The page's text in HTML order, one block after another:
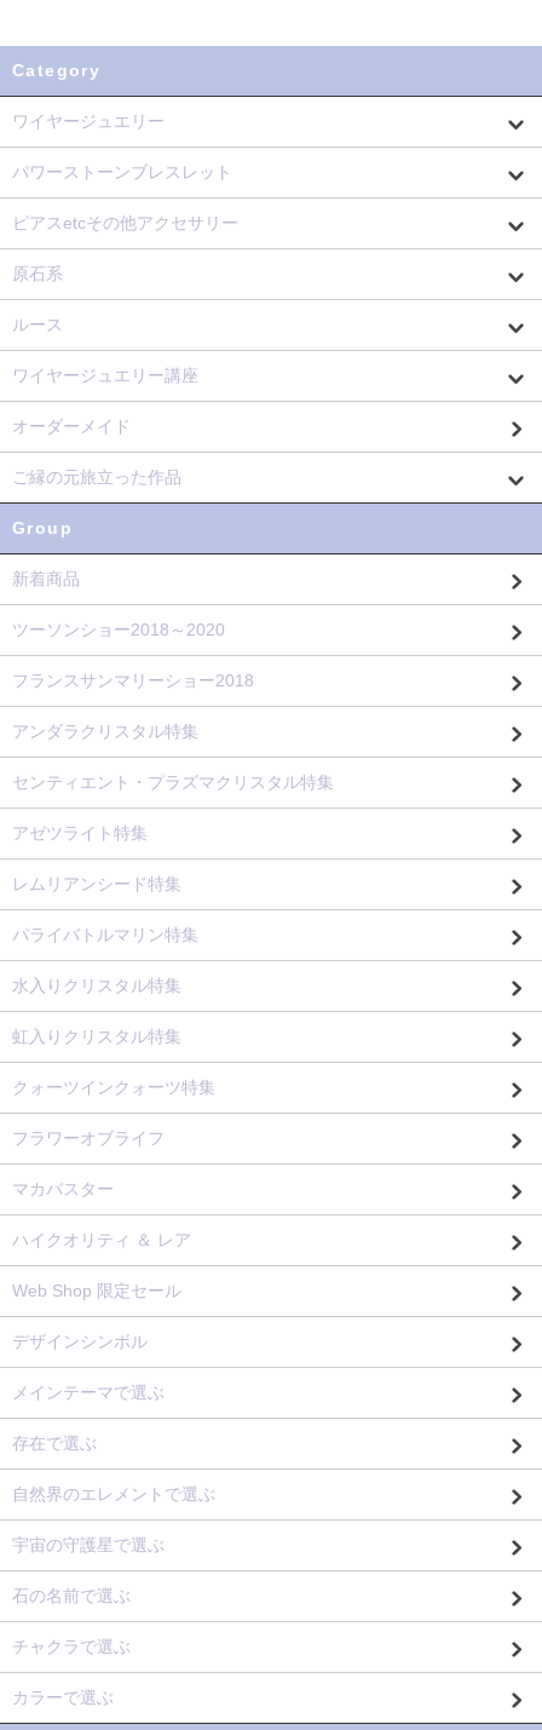
Category
ワイヤージュエリー
パワーストーンブレスレット
ピアスetcその他アクセサリー
原石系
ルース
ワイヤージュエリー講座
オーダーメイド
ご縁の元旅立った作品
Group
新着商品
ツーソンショー2018～2020
フランスサンマリーショー2018
アンダラクリスタル特集
センティエント・プラズマクリスタル特集
アゼツライト特集
レムリアンシード特集
パライバトルマリン特集
水入りクリスタル特集
虹入りクリスタル特集
クォーツインクォーツ特集
フラワーオブライフ
マカバスター
ハイクオリティ ＆ レア
Web Shop 限定セール
デザインシンボル
メインテーマで選ぶ
存在で選ぶ
自然界のエレメントで選ぶ
宇宙の守護星で選ぶ
石の名前で選ぶ
チャクラで選ぶ
カラーで選ぶ